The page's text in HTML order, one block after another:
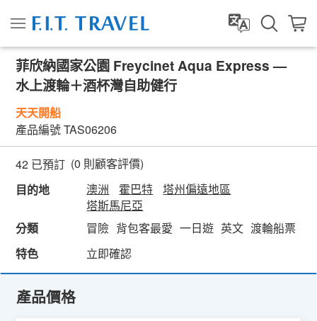
菲欣納國家公園 Freycinet Aqua Express —
水上渡輪＋酒杯灣自助健行
天天開船
產品編號TAS06206
42 已預訂 (0 則顧客評價)
目的地
澳洲 霍巴特
塔州偏遠地區
塔斯馬尼亞
分類
冒險 背包客最愛 一日遊 英文 渡輪船票
特色
立即確認
產品價格